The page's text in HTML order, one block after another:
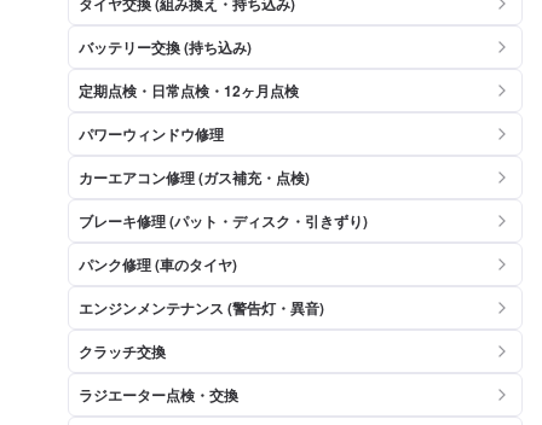
バッテリー交換 (持ち込み)
定期点検・日常点検・12ヶ月点検
パワーウィンドウ修理
カーエアコン修理 (ガス補充・点検)
ブレーキ修理 (パット・ディスク・引きずり)
パンク修理 (車のタイヤ)
エンジンメンテナンス (警告灯・異音)
クラッチ交換
ラジエーター点検・交換